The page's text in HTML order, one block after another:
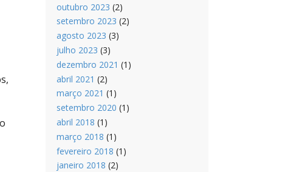
outubro 2023 (2)
setembro 2023 (2)
agosto 2023 (3)
julho 2023 (3)
dezembro 2021 (1)
abril 2021 (2)
março 2021 (1)
setembro 2020 (1)
abril 2018 (1)
março 2018 (1)
fevereiro 2018 (1)
janeiro 2018 (2)